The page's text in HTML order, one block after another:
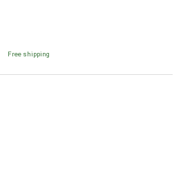
Free shipping